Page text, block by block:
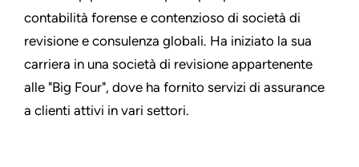
contabilità forense e contenzioso di società di
revisione e consulenza globali. Ha iniziato la sua
carriera in una società di revisione appartenente
alle "Big Four", dove ha fornito servizi di assurance
a clienti attivi in vari settori.